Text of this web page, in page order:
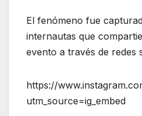
El fenómeno fue
internautas que
evento a través de redes
https://
utm_source=ig_embed